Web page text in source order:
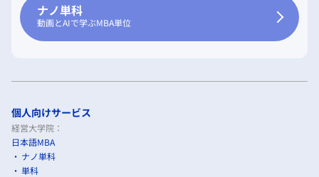
ナノ単科
動画とAIで学ぶMBA単位
個人向けサービス
経営大学院：
日本語MBA
ナノ単科
単科